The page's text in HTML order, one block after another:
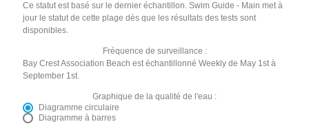
Ce statut est basé sur le dernier échantillon. Swim Guide - Main met à
jour le statut de cette plage dès que les résultats des tests sont
disponibles.
Fréquence de surveillance :
Bay Crest Association Beach est échantillonné Weekly de May 1st à
September 1st.
Graphique de la qualité de l'eau :
Diagramme circulaire
Diagramme à barres